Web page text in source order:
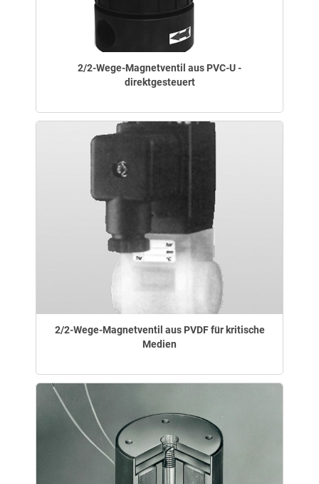
2/2-Wege-Magnetventil aus PVC-U -
direktgesteuert
2/2-Wege-Magnetventil aus PVDF für kritische
Medien